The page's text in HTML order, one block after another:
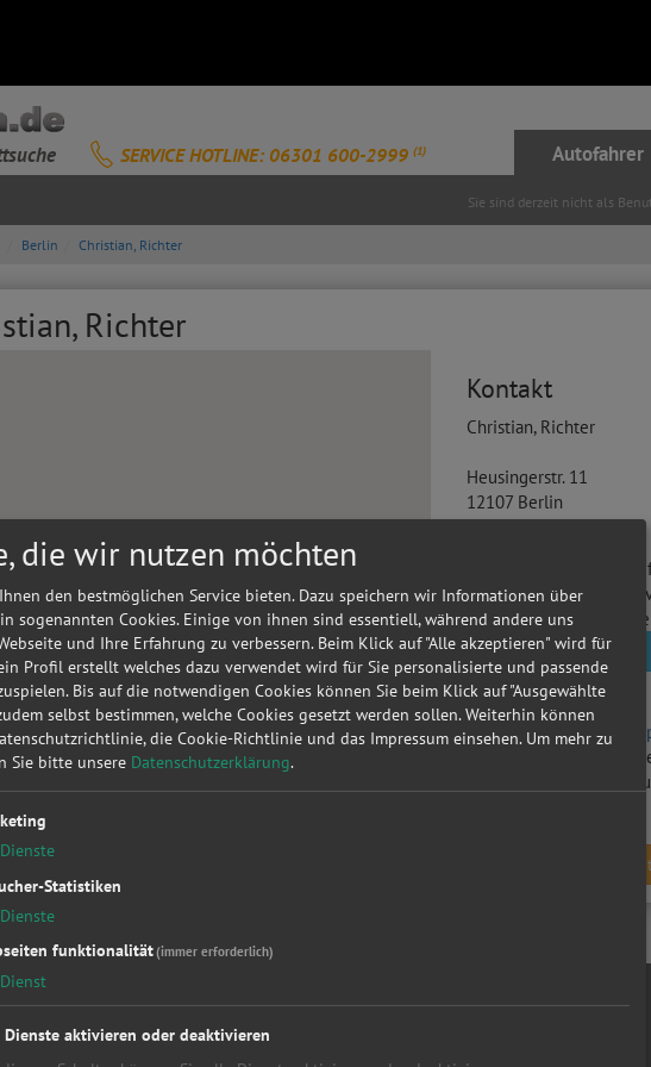
SERVICE HOTLINE: 06301 600-2999 (1) Autofahrer
Sie sind derzeit nicht als
Berlin Christian, Richter
Richter
Kontakt
Christian, Richter
Heusingerstr. 11
12107 Berlin
Autoreparaturen.de
Kundenanfragen
▶Werkstatt aktivieren
Sie möchten auf
unverbindliche
Top Hersteller
Audi
Social Media
die wir nutzen möchten
den bestmöglichen Service bieten. Dazu speichern wir Informationen über
sogenannten Cookies. Einige von ihnen sind essentiell, während andere uns
und Ihre Erfahrung zu verbessern. Beim Klick auf "Alle akzeptieren" wird für
Profil erstellt welches dazu verwendet wird für Sie personalisierte und passende
Bis auf die notwendigen Cookies können Sie beim Klick auf "Ausgewählte
selbst bestimmen, welche Cookies gesetzt werden sollen. Weiterhin können
die Cookie-Richtlinie und das Impressum einsehen. Um mehr zu
Sie bitte unsere Datenschutzerklärung.
Dienste
Statistiken
Dienste
funktionalität(immer erforderlich)
Dienst
Dienste aktivieren oder deaktivieren